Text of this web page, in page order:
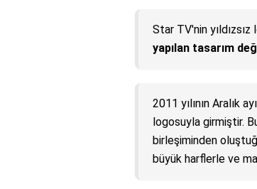
Star TV'nin yıldızsız
yapılan tasarım
2011 yılının Aralık
logosuyla girmiştir.
birleşiminden
büyük harflerle ve